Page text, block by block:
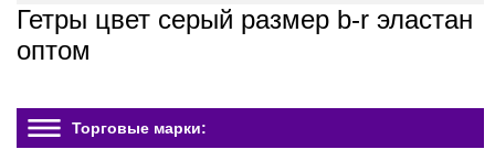
Гетры цвет серый размер b-r эластан
оптом
Торговые марки: